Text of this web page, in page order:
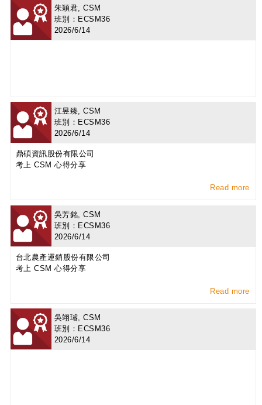
朱穎君, CSM
班別：ECSM36
2026/6/14
江昱臻, CSM
班別：ECSM36
2026/6/14
鼎碩資訊股份有限公司
考上 CSM 心得分享
Read more
吳芳銘, CSM
班別：ECSM36
2026/6/14
台北農產運銷股份有限公司
考上 CSM 心得分享
Read more
吳翊璿, CSM
班別：ECSM36
2026/6/14